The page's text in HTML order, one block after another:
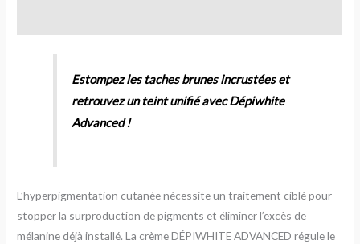
Estompez les taches brunes incrustées et
retrouvez un teint unifié avec Dépiwhite
Advanced !
L’hyperpigmentation cutanée nécessite un traitement ciblé pour
stopper la surproduction de pigments et éliminer l’excès de
mélanine déjà installé. La crème DÉPIWHITE ADVANCED régule le